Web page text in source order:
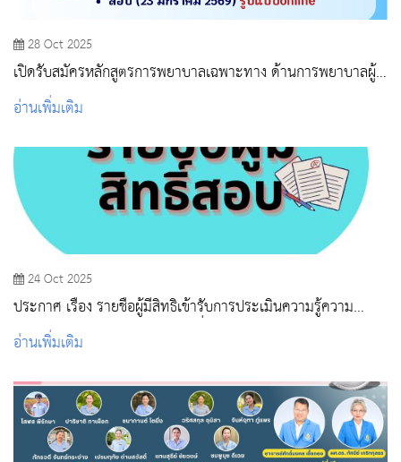
28 Oct 2025
เปิดรับสมัครหลักสูตรการพยาบาลเฉพาะทาง ด้านการพยาบาลผู้
ป่วยแบบประคับประคอง
อ่านเพิ่มเติม
24 Oct 2025
ประกาศ เรื่อง รายชื่อผู้มีสิทธิเข้ารับการประเมินความรู้ความ
สามารถ ทักษะ และสมรรถนะ เพื่อเลือกสรรเป็นพนักงานจ้างเหมา
บริการ (งานบรรณารักษ์/งานบริการวิชาการ/งานทำความสะอาด)
อ่านเพิ่มเติม